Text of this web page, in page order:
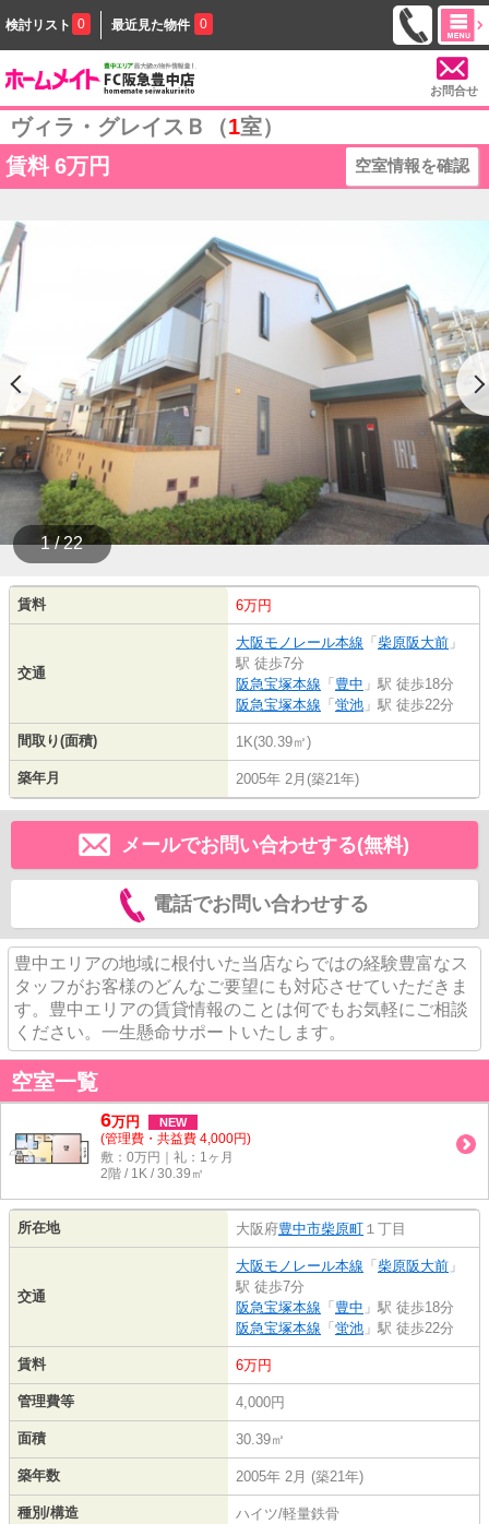
検討リスト 0 最近見た物件 0
お問合せ
ヴィラ・グレイスＢ（1室）
賃料 6万円 空室情報を確認
1 / 22
賃料 6万円
交通
大阪モノレール本線 「 柴原阪大前 」
駅 徒歩7分
阪急宝塚本線 「 豊中 」駅 徒歩18分
阪急宝塚本線 「 蛍池 」駅 徒歩22分
間取り(面積) 1K(30.39㎡)
築年月 2005年 2月(築21年)
メールでお問い合わせする(無料)
電話でお問い合わせする
豊中エリアの地域に根付いた当店ならではの経験豊富なス
タッフがお客様のどんなご要望にも対応させていただきま
す。豊中エリアの賃貸情報のことは何でもお気軽にご相談
ください。一生懸命サポートいたします。
空室一覧
6万円 NEW
(管理費・共益費 4,000円)
敷：0万円｜礼：1ヶ月
2階 / 1K / 30.39㎡
所在地 大阪府豊中市柴原町 １丁目
交通
大阪モノレール本線 「 柴原阪大前 」
駅 徒歩7分
阪急宝塚本線 「 豊中 」駅 徒歩18分
阪急宝塚本線 「 蛍池 」駅 徒歩22分
賃料 6万円
管理費等 4,000円
面積 30.39㎡
築年数 2005年 2月 (築21年)
種別/構造 ハイツ/軽量鉄骨